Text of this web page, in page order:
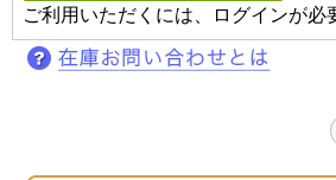
ご利用いただくには、ログインが必